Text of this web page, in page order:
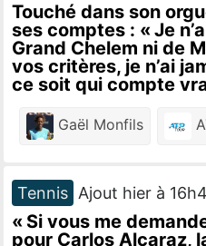
Touché dans son
ses comptes : « Je
Grand Chelem ni de
vos critères, je n’ai
ce soit qui compte
Gaël Monfils
Tennis Ajout hier à
« Si vous me
pour Carlos Alcaraz,